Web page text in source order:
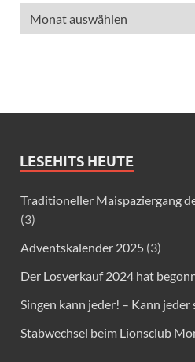
LESEHITS HEUTE
Traditioneller Maispaziergang
(3)
Adventskalender 2025 (3)
Der Losverkauf 2024 hat
Singen kann jeder! – Kann jeder
Stabwechsel beim Lionsclub